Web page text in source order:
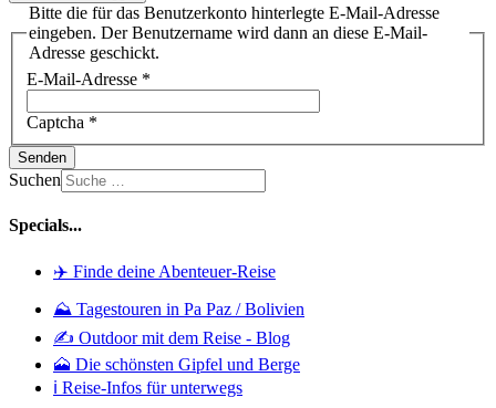
Bitte die für das Benutzerkonto hinterlegte E-Mail-Adresse
eingeben. Der Benutzername wird dann an diese E-Mail-
Adresse geschickt.
E-Mail-Adresse *
Captcha *
Senden
Suchen
Specials...
✈️ Finde deine Abenteuer-Reise
⛰️ Tagestouren in Pa Paz / Bolivien
✍️ Outdoor mit dem Reise - Blog
🗻 Die schönsten Gipfel und Berge
ℹ️ Reise-Infos für unterwegs